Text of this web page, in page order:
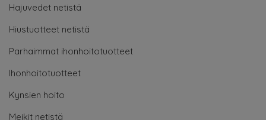
Hajuvedet netistä
Hiustuotteet netistä
Parhaimmat ihonhoitotuotteet
Ihonhoitotuotteet
Kynsien hoito
Meikit netistä